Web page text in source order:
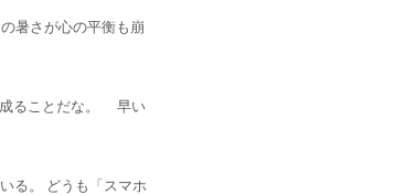
暑さが心の平衡も崩
成ることだな。 早い
る。 どうも「スマホ